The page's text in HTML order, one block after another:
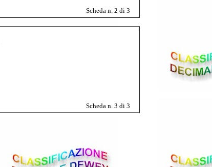
Scheda n. 2 di 3
Scheda n. 3 di 3